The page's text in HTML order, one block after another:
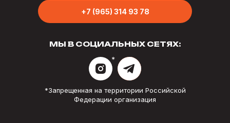
*Запрещенная на территории Российской
Федерации организация
МЫ В СОЦИАЛЬНЫХ СЕТЯХ:
+7 (965) 314 93 78
*